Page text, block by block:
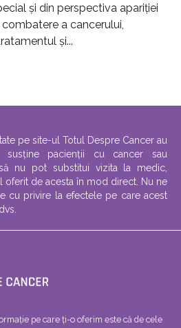
și din perspectiva apariției
a cancerului,
și...
pe site-ul Totul Despre Cancer au
pacienții cu cancer sau
nu pot substitui vizita la medic,
oferit de acesta în mod direct. Nu ne
cu privire la efectele pe care acest
pe care ți-o oferim este că de cele